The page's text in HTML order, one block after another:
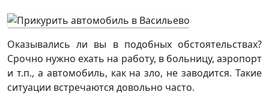
Оказывались ли вы в подобных обстоятельствах?
Срочно нужно ехать на работу, в больницу, аэропорт
и т.п., а автомобиль, как на зло, не заводится. Такие
ситуации встречаются довольно часто.